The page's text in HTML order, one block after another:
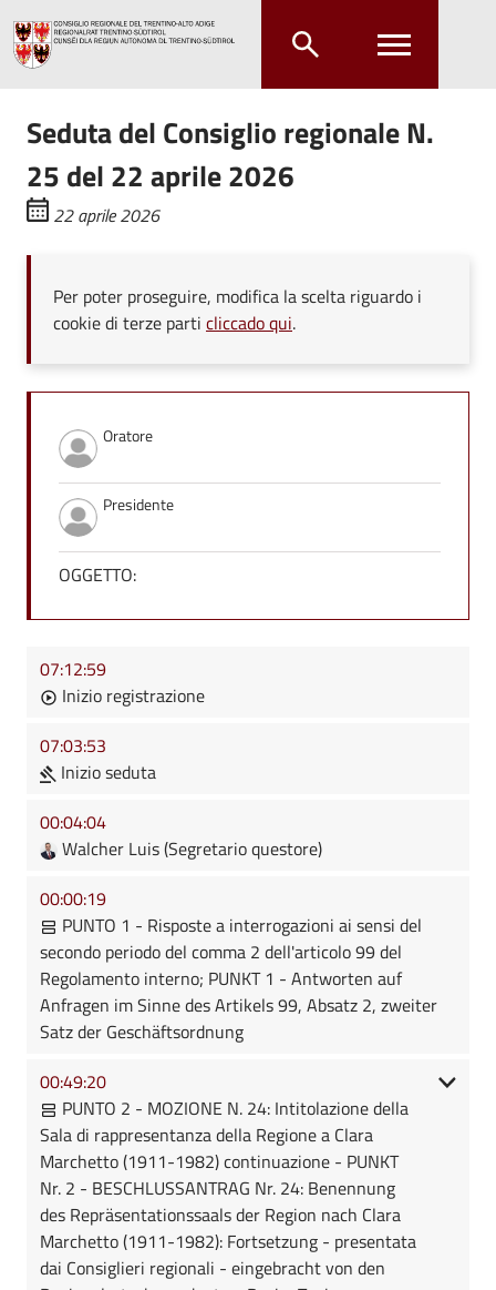
Seduta del Consiglio regionale N.
25 del 22 aprile 2026
22 aprile 2026
Per poter proseguire, modifica la scelta riguardo i
cookie di terze parti cliccado qui.
Oratore
Presidente
OGGETTO:
07:12:59
Inizio registrazione
07:03:53
Inizio seduta
00:04:04
Walcher Luis (Segretario questore)
00:00:19
PUNTO 1 - Risposte a interrogazioni ai sensi del
secondo periodo del comma 2 dell'articolo 99 del
Regolamento interno; PUNKT 1 - Antworten auf
Anfragen im Sinne des Artikels 99, Absatz 2, zweiter
Satz der Geschäftsordnung
00:49:20
PUNTO 2 - MOZIONE N. 24: Intitolazione della
Sala di rappresentanza della Regione a Clara
Marchetto (1911-1982) continuazione - PUNKT
Nr. 2 - BESCHLUSSANTRAG Nr. 24: Benennung
des Repräsentationssaals der Region nach Clara
Marchetto (1911-1982): Fortsetzung - presentata
dai Consiglieri regionali - eingebracht von den